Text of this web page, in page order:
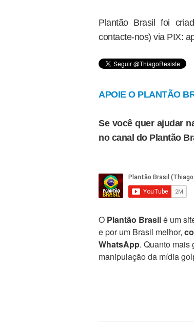
Plantão Brasil foi
contacte-nos) via PIX:
APOIE O PLANTÃO
Se você quer ajudar
no canal do Plantão
O Plantão Brasilé um
e por um Brasil melhor,
WhatsApp. Quanto mais
manipulação da mídia